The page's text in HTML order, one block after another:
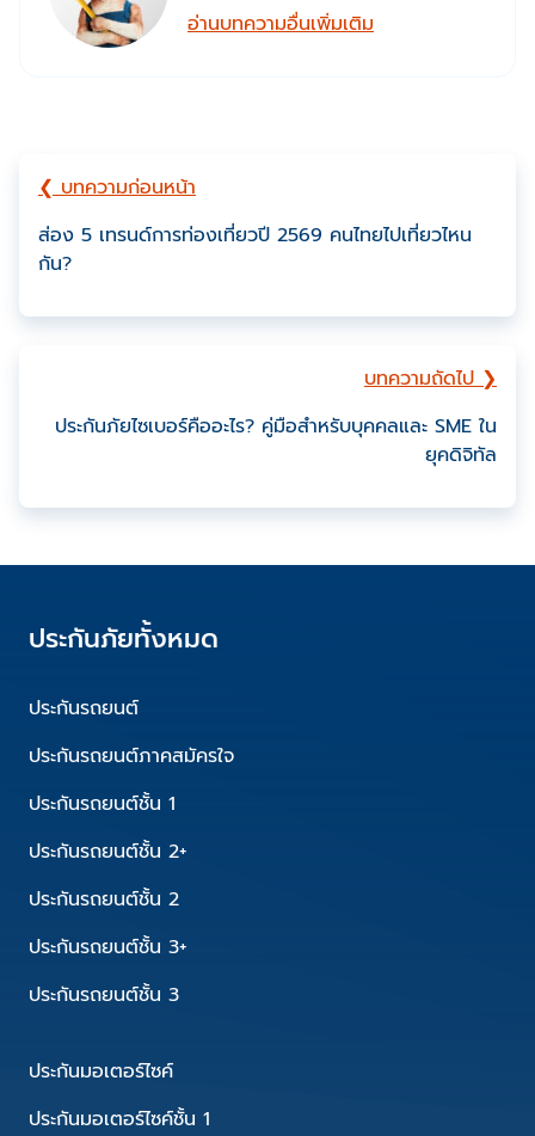
อ่านบทความอื่นเพิ่มเติม
❮ บทความก่อนหน้า
ส่อง 5 เทรนด์การท่องเที่ยวปี 2569 คนไทยไปเที่ยวไหน
กัน?
บทความถัดไป ❯
ประกันภัยไซเบอร์คืออะไร? คู่มือสำหรับบุคคลและ SME ใน
ยุคดิจิทัล
ประกันภัยทั้งหมด
ประกันรถยนต์
ประกันรถยนต์ภาคสมัครใจ
ประกันรถยนต์ชั้น 1
ประกันรถยนต์ชั้น 2+
ประกันรถยนต์ชั้น 2
ประกันรถยนต์ชั้น 3+
ประกันรถยนต์ชั้น 3
ประกันมอเตอร์ไซค์
ประกันมอเตอร์ไซค์ชั้น 1